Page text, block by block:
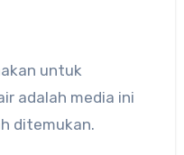
untuk
adalah media ini
ditemukan.